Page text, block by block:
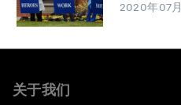
2020年07
关于我们